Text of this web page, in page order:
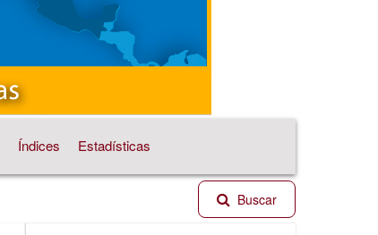
Índices Estadísticas
Buscar